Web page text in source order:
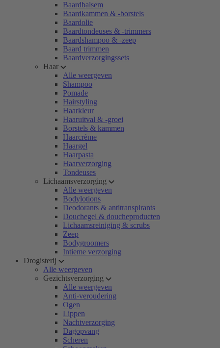
Baardbalsem
Baardkammen & -borstels
Baardolie
Baardtondeuses & -trimmers
Baardshampoo & -zeep
Baard trimmen
Baardverzorgingssets
Haar
Alle weergeven
Shampoo
Pomade
Hairstyling
Haarkleur
Haaruitval & -groei
Borstels & kammen
Haarcrème
Haargel
Haarpasta
Haarverzorging
Tondeuses
Lichaamsverzorging
Alle weergeven
Bodylotions
Deodorants & antitranspirants
Douchegel & doucheproducten
Lichaamsreiniging & scrubs
Zeep
Bodygroomers
Intieme verzorging
Drogisterij
Alle weergeven
Gezichtsverzorging
Alle weergeven
Anti-veroudering
Ogen
Lippen
Nachtverzorging
Dagopvang
Scheren